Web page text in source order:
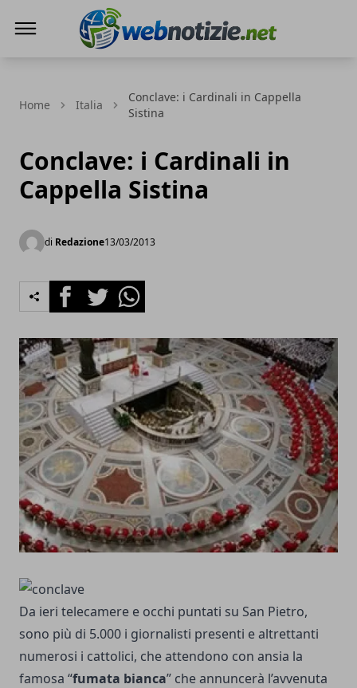
Home Italia
Conclave: i Cardinali in Cappella
Sistina
Conclave: i Cardinali in
Cappella Sistina
di Redazione13/03/2013
FacebookTwitterWhatsapp
Da ieri telecamere e occhi puntati su San Pietro,
sono più di 5.000 i giornalisti presenti e altrettanti
numerosi i cattolici, che attendono con ansia la
famosa “fumata bianca” che annuncerà l’avvenuta